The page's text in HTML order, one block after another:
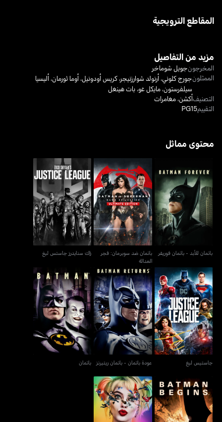
المقاطع الترويجية
مزيد من التفاصيل
المخرجونجويل شوماخر
الممثلونجورج كلوني،أرنولد شوارزنيجر،كريس أودونيل،أوما ثورمان،أليسيا
سيلفرستون،مايكل غو،بات هينغل
التصنيفأكشن،مغامرات
التقييمPG15
محتوى مماثل
باتمان للأبد - باتمان فوريفر
باتمان للأبد - باتمان فوريفر
باتمان ضد سوبرمان: فجر
العدالة
باتمان ضد سوبرمان: فجر
العدالة
زاك سنايدرز جاستس ليغ
زاك سنايدرز جاستس ليغ
جاستيس ليغ
جاستيس ليغ
عودة باتمان - باتمان ريتيرنز
عودة باتمان - باتمان ريتيرنز
باتمان
باتمان
بداية باتمان - باتمان بيغنز بيردس أوف براي